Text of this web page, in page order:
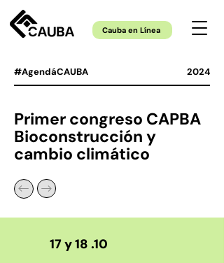
Cauba en Línea
#AgendáCAUBA 2024
Primer congreso CAPBA
Bioconstrucción y
cambio climático
17 y 18 .10